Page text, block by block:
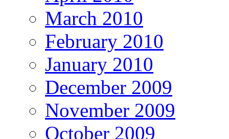
March 2010
February 2010
January 2010
December 2009
November 2009
October 2009